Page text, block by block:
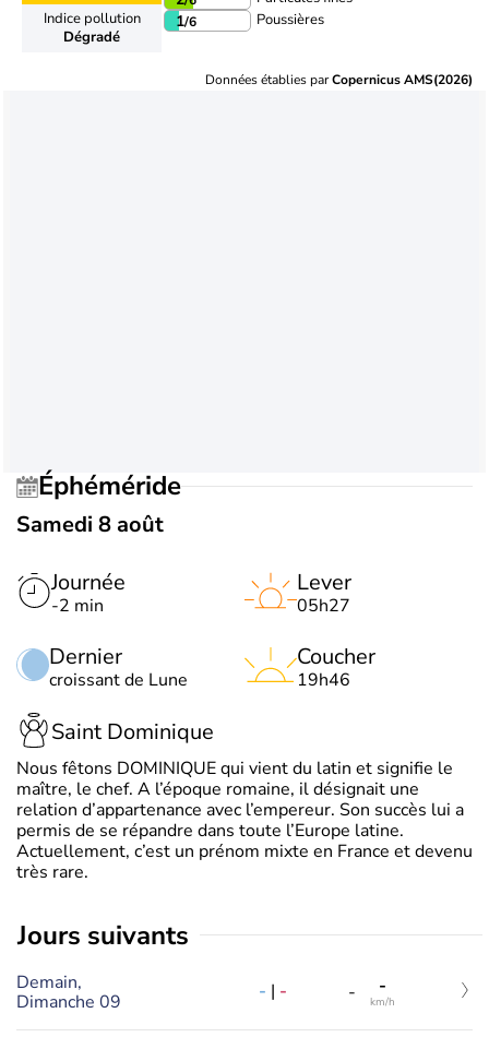
Indice pollution
Dégradé
1/6 Poussières
Données établies parCopernicus AMS(2026)
Éphéméride
Samedi 8 août
Journée
-2 min
Dernier
croissant de Lune
Lever
05h27
Coucher
19h46
Saint Dominique
Nous fêtons DOMINIQUE qui vient du latin et signifie le
maître, le chef. A l’époque romaine, il désignait une
relation d’appartenance avec l’empereur. Son succès lui a
permis de se répandre dans toute l’Europe latine.
Actuellement, c’est un prénom mixte en France et devenu
très rare.
jours suivants
Demain,
Dimanche 09
- | - - -
km/h